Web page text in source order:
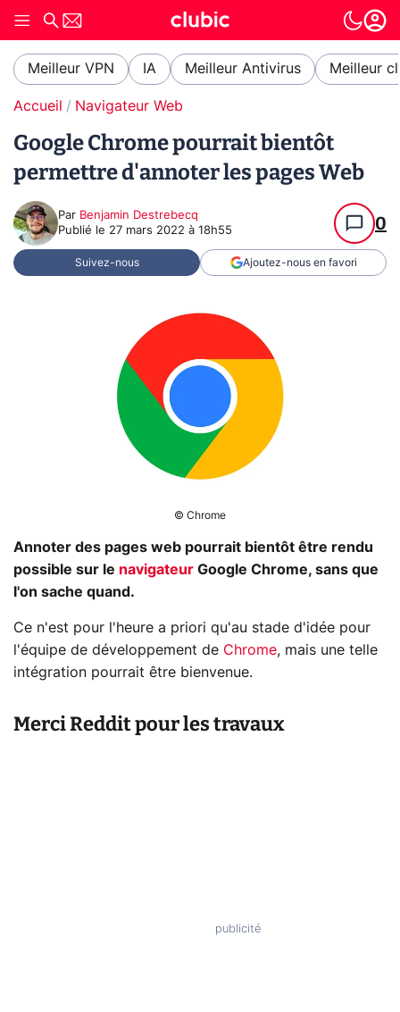
Meilleur VPN IA Meilleur Antivirus Meilleur
Accueil Navigateur Web
Google Chrome pourrait bientôt
permettre d'annoter les pages Web
Par Benjamin Destrebecq
Publié le 27 mars 2022 à 18h55 0
Suivez-nous Ajoutez-nous en favori
© Chrome
Annoter des pages web pourrait bientôt être rendu
possible sur le navigateur Google Chrome, sans que
l'on sache quand.
Ce n'est pour l'heure a priori qu'au stade d'idée pour
l'équipe de développement de Chrome, mais une telle
intégration pourrait être bienvenue.
Merci Reddit pour les travaux